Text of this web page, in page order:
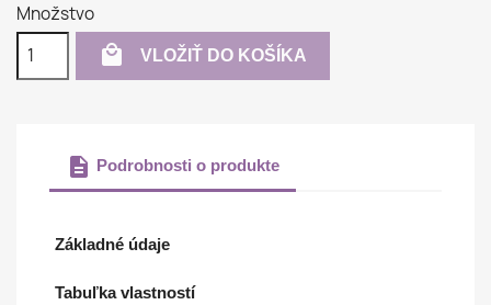
Množstvo
 VLOŽIŤ DO KOŠÍKA
description Podrobnosti o produkte
Základné údaje
Tabuľka vlastností